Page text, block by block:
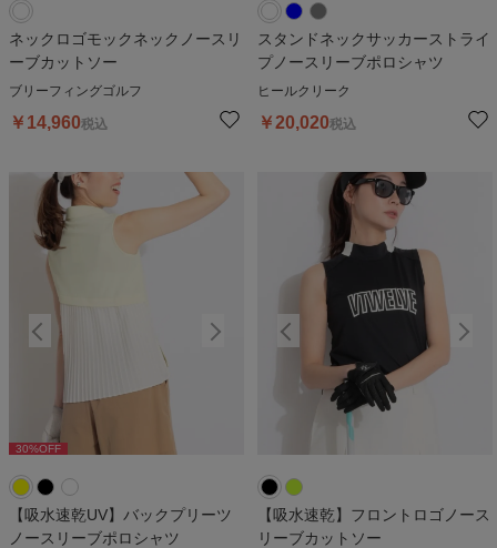
ネックロゴモックネックノースリ
ーブカットソー
ブリーフィングゴルフ
￥ 14,960税込
スタンドネックサッカーストライ
プノースリーブポロシャツ
ヒールクリーク
￥20,020税込
30%OFF
【吸水速乾UV】バックプリーツ
ノースリーブポロシャツ
【吸水速乾】フロントロゴノース
リーブカットソー